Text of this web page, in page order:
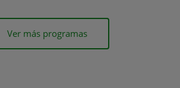
Ver más programas